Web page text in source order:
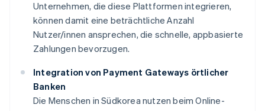
Unternehmen, die diese Plattformen integrieren,
können damit eine beträchtliche Anzahl
Nutzer/innen ansprechen, die schnelle, appbasierte
Zahlungen bevorzugen.
Integration von Payment Gateways örtlicher
Banken
Die Menschen in Südkorea nutzen beim Online-